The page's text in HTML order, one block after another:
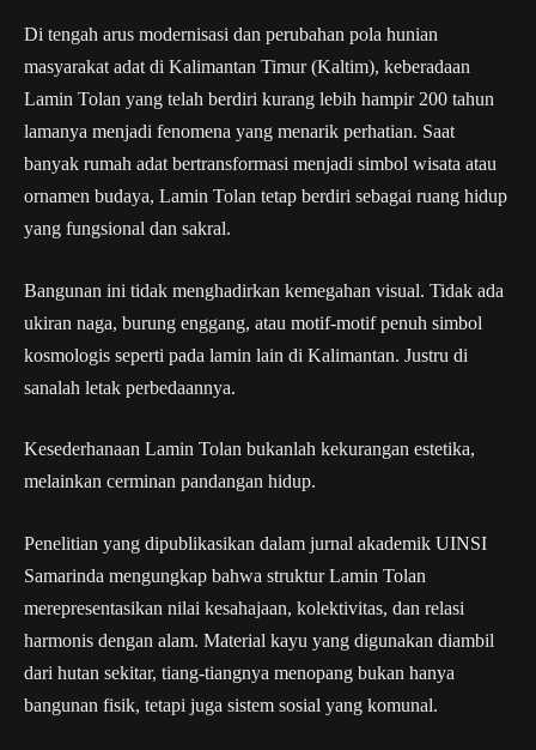
Di tengah arus modernisasi dan perubahan pola hunian
masyarakat adat di Kalimantan Timur (Kaltim), keberadaan
Lamin Tolan yang telah berdiri kurang lebih hampir 200 tahun
lamanya menjadi fenomena yang menarik perhatian. Saat
banyak rumah adat bertransformasi menjadi simbol wisata atau
ornamen budaya, Lamin Tolan tetap berdiri sebagai ruang hidup
yang fungsional dan sakral.
Bangunan ini tidak menghadirkan kemegahan visual. Tidak ada
ukiran naga, burung enggang, atau motif-motif penuh simbol
kosmologis seperti pada lamin lain di Kalimantan. Justru di
sanalah letak perbedaannya.
Kesederhanaan Lamin Tolan bukanlah kekurangan estetika,
melainkan cerminan pandangan hidup.
Penelitian yang dipublikasikan dalam jurnal akademik UINSI
Samarinda mengungkap bahwa struktur Lamin Tolan
merepresentasikan nilai kesahajaan, kolektivitas, dan relasi
harmonis dengan alam. Material kayu yang digunakan diambil
dari hutan sekitar, tiang-tiangnya menopang bukan hanya
bangunan fisik, tetapi juga sistem sosial yang komunal.